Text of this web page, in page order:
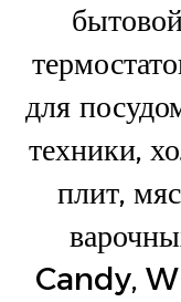
для
техники,
плит,
Candy,